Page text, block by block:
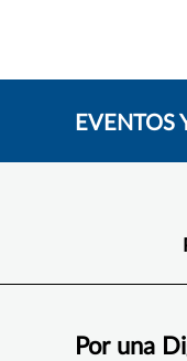
EVENTOS
Por una